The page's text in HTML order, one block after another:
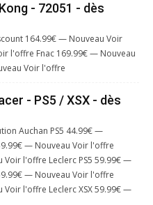
- 72051 - dès
164.99€ — Nouveau Voir
l'offre Fnac 169.99€ — Nouveau
Voir l'offre
- PS5 / XSX - dès
Auchan PS5 44.99€ —
— Nouveau Voir l'offre
Voir l'offre Leclerc PS5 59.99€ —
— Nouveau Voir l'offre
Voir l'offre Leclerc XSX 59.99€ —